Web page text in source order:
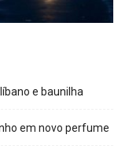
e baunilha
em novo perfume